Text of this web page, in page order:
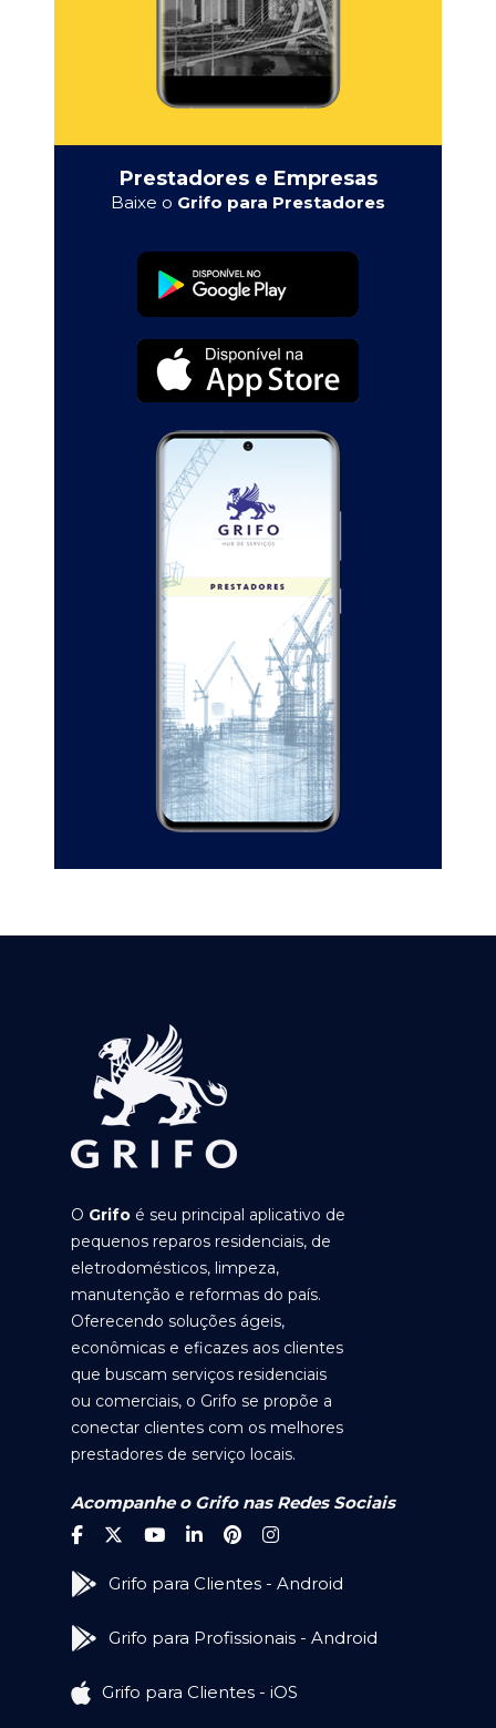
Prestadores e Empresas
Baixe o Grifo para Prestadores
O Grifo é seu principal aplicativo de
pequenos reparos residenciais, de
eletrodomésticos, limpeza,
manutenção e reformas do país.
Oferecendo soluções ágeis,
econômicas e eficazes aos clientes
que buscam serviços residenciais
ou comerciais, o Grifo se propõe a
conectar clientes com os melhores
prestadores de serviço locais.
Acompanhe o Grifo nas Redes Sociais
Grifo para Clientes - Android
Grifo para Profissionais - Android
Grifo para Clientes - iOS